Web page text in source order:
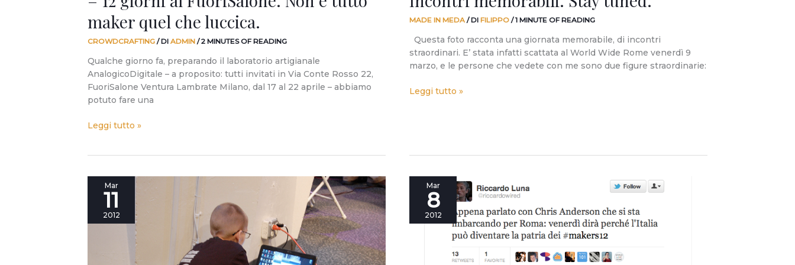
maker quel che luccica.
CROWDCRAFTING / DI ADMIN /2 MINUTES OF READING
Qualche giorno fa, preparando il laboratorio artigianale
AnalogicoDigitale – a proposito: tutti invitati in Via Conte Rosso 22,
FuoriSalone Ventura Lambrate Milano, dal 17 al 22 aprile – abbiamo
potuto fare una
Leggi tutto »
MADE IN MEDA / DI FILIPPO /1 MINUTE OF READING
Questa foto racconta una giornata memorabile, di incontri
straordinari. E’ stata infatti scattata al World Wide Rome venerdì 9
marzo, e le persone che vedete con me sono due figure straordinarie:
Leggi tutto »
Mar
11
2012
Adesso
silenzio
favore.
Mar
8
2012
World
Wide
Rome:
domani